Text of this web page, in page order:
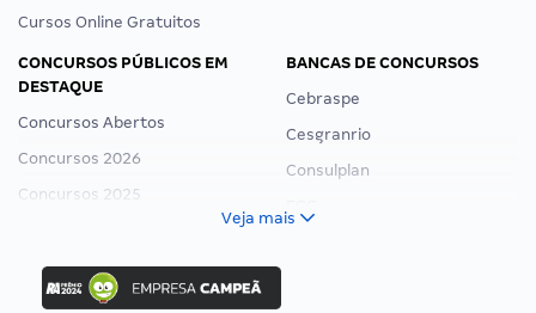
Cursos Online Gratuitos
CONCURSOS PÚBLICOS EM
DESTAQUE
Concursos Abertos
Concursos 2026
Concursos 2025
Concurso Ibama
Concurso MPU
BANCAS DE CONCURSOS
Cebraspe
Cesgranrio
Consulplan
Veja mais